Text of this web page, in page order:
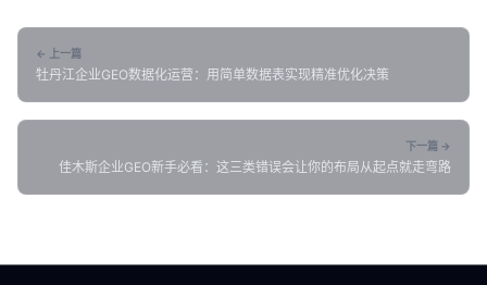
← 上一篇
牡丹江企业GEO数据化运营：用简单数据表实现精准优化决策
下一篇 →
佳木斯企业GEO新手必看：这三类错误会让你的布局从起点就走弯路